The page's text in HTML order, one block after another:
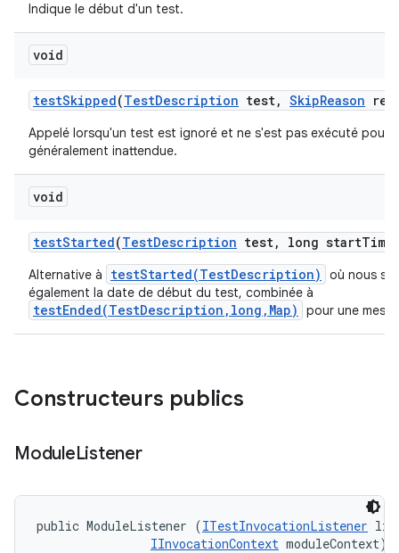
Indique le début d'un test.
void
testSkipped(TestDescription test, SkipReason
Appelé lorsqu'un test est ignoré et ne s'est pas exécuté pour
généralement inattendue.
void
testStarted(TestDescription test, long start
Alternative à testStarted(TestDescription)
où nous
également la date de début du test, combinée à
testEnded(TestDescription,long,Map) pour une
Constructeurs publics
ModuleListener
public ModuleListener (ITestInvocationListener
IInvocationContext moduleContext)